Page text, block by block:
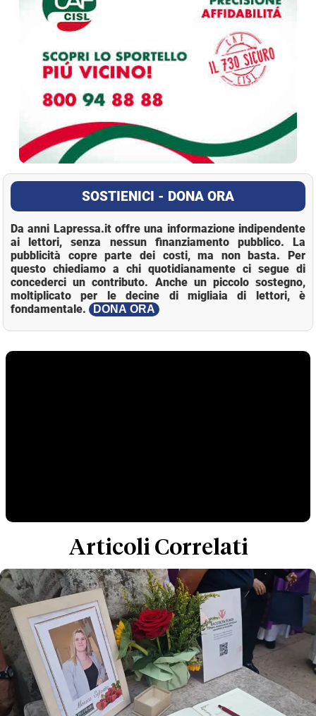
SOSTIENICI - DONA ORA
Da anni Lapressa.it offre una informazione indipendente
ai lettori, senza nessun finanziamento pubblico. La
pubblicità copre parte dei costi, ma non basta. Per
questo chiediamo a chi quotidianamente ci segue di
concederci un contributo. Anche un piccolo sostegno,
moltiplicato per le decine di migliaia di lettori, è
fondamentale.
DONA ORA
Articoli Correlati